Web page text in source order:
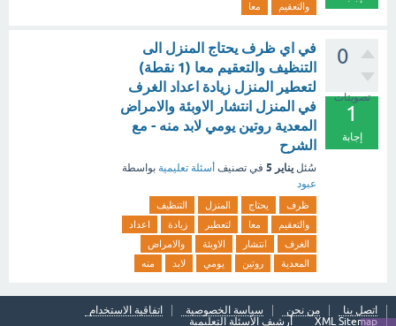
والتعقيم
معا
0
تصويتات
1
إجابة
في اي ظرف يحتاج المنزل الى
التنظيف والتعقيم معا (1 نقطة)
لتعطير المنزل زيادة اعداد الغرف
في المنزل انتشار الاوبئة والامراض
المعدية روتين يومي لابد منه - مع
الشرح
سُئل يناير 5 في تصنيف أسئلة تعليمية بواسطة
عبود
ظرف يحتاج المنزل
التنظيف
والتعقيم
معا لتعطير زيادة
اعداد
الغرف
انتشار الاوبئة
والامراض
المعدية
روتين يومي لابد منه
اتصل بنا من نحن سياسة الخصوصية
اتفاقية الاستخدام
XML Sitemap
أرشيف الأسئلة التعليمية